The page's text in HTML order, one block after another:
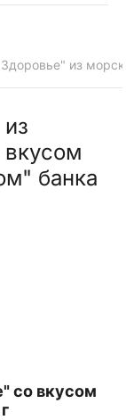
из
банка
со вкусом